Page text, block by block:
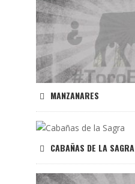
MANZANARES
CABAÑAS DE LA SAGRA